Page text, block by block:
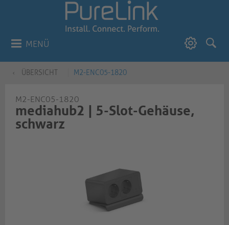
MENÜ
ÜBERSICHT M2-ENC05-1820
M2-ENC05-1820
mediahub2 | 5-Slot-Gehäuse,
schwarz